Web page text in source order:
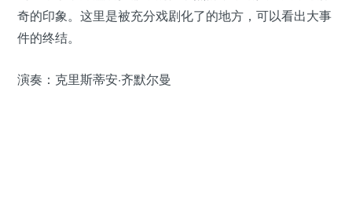
奇的印象。这里是被充分戏剧化了的地方，可以看出大事
件的终结。
演奏：克里斯蒂安·齐默尔曼